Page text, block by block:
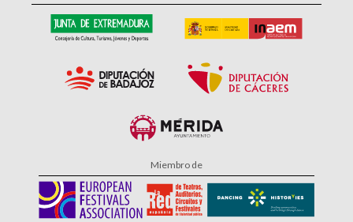
Miembro de